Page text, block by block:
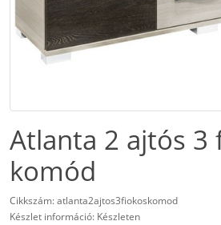
Atlanta 2 ajtós 3
komód
Cikkszám: atlanta2ajtos3fiokoskomod
Készlet információ: Készleten